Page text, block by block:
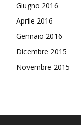
Giugno 2016
Aprile 2016
Gennaio 2016
Dicembre 2015
Novembre 2015